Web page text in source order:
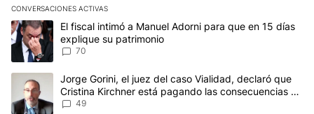
CONVERSACIONES ACTIVAS
Este listado muestra los artículos con más comentarios en los
Un artículo de tendencia con el título "El fiscal intimó a Manuel
El fiscal intimó a Manuel Adorni para que en 15 días
explique su patrimonio
70
Un artículo de tendencia con el título "Jorge Gorini, el juez del
Jorge Gorini, el juez del caso Vialidad, declaró que
Cristina Kirchner está pagando las consecuencias de
cometer "un delito comprobado"
49